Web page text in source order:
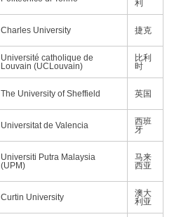
利
Charles University 捷克
Université catholique de
Louvain (UCLouvain)
比利
时
The University of Sheffield 英国
Universitat de Valencia
西班
牙
Universiti Putra Malaysia
(UPM)
马来
西亚
Curtin University
澳大
利亚